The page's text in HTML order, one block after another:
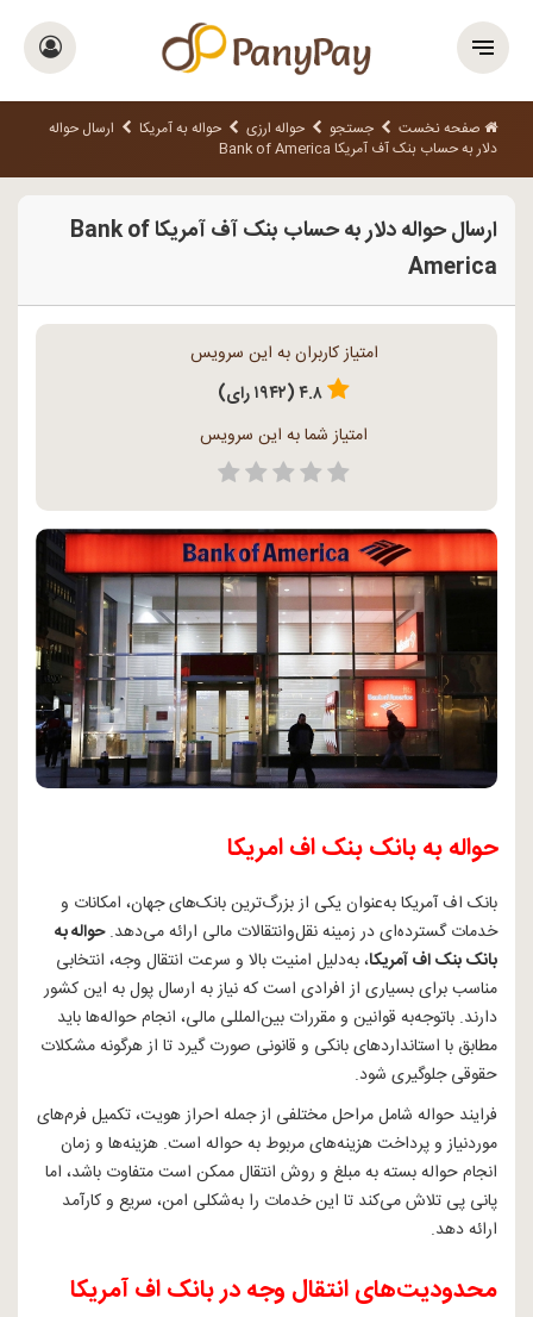
صفحه نخست جستجو حواله ارزی حواله به آمریکا
ارسال حواله
دلار به حساب بنک آف آمریکا Bank of America
ارسال حواله دلار به حساب بنک آف آمریکا Bank of
America
امتیاز کاربران به این سرویس
۴.۸ (۱۹۴۲ رای)
امتیاز شما به این سرویس
حواله به بانک بنک اف امریکا
بانک اف آمریکا به‌عنوان یکی از بزرگ‌ترین بانک‌های جهان، امکانات و
خدمات گسترده‌ای در زمینه نقل‌و‌انتقالات مالی ارائه می‌دهد.حواله به
بانک بنک اف آمریکا، به‌دلیل امنیت بالا و سرعت انتقال وجه، انتخابی
مناسب برای بسیاری از افرادی است که نیاز به ارسال پول به این کشور
دارند. باتوجه‌به قوانین و مقررات بین‌المللی مالی، انجام حواله‌ها باید
مطابق با استانداردهای بانکی و قانونی صورت گیرد تا از هرگونه مشکلات
حقوقی جلوگیری شود.
فرایند حواله شامل مراحل مختلفی از جمله احراز هویت، تکمیل فرم‌های
موردنیاز و پرداخت هزینه‌های مربوط به حواله است. هزینه‌ها و زمان
انجام حواله بسته به مبلغ و روش انتقال ممکن است متفاوت باشد، اما
پانی پی تلاش می‌کند تا این خدمات را به‌شکلی امن، سریع و کارآمد
ارائه دهد.
محدودیت‌های انتقال وجه در بانک اف آمریکا